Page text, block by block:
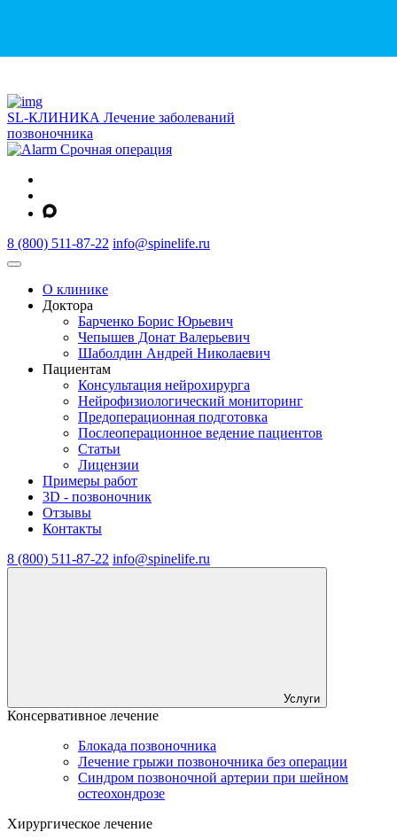
SL-КЛИНИКА Лечение заболеваний
позвоночника
Срочная операция
8 (800) 511-87-22 info@spinelife.ru
О клинике
Доктора
Барченко Борис Юрьевич
Чепышев Донат Валерьевич
Шаболдин Андрей Николаевич
Пациентам
Консультация нейрохирурга
Нейрофизиологический мониторинг
Предоперационная подготовка
Послеоперационное ведение пациентов
Статьи
Лицензии
Примеры работ
3D - позвоночник
Отзывы
Контакты
8 (800) 511-87-22 info@spinelife.ru
Услуги
Консервативное лечение
Блокада позвоночника
Лечение грыжи позвоночника без операции
Синдром позвоночной артерии при шейном
остеохондрозе
Хирургическое лечение